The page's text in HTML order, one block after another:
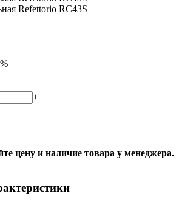
+
цену и наличие товара у менеджера.